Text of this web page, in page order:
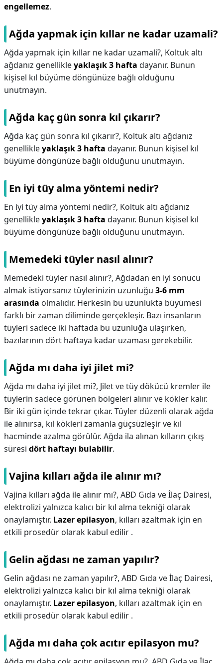
engellemez.
Ağda yapmak için kıllar ne kadar uzamali?
Ağda yapmak için kıllar ne kadar uzamali?, Koltuk altı
ağdanız genellikleyaklaşık 3 hafta dayanır. Bunun
kişisel kıl büyüme döngünüze bağlı olduğunu
unutmayın.
Ağda kaç gün sonra kıl çıkarır?
Ağda kaç gün sonra kıl çıkarır?, Koltuk altı ağdanız
genellikleyaklaşık 3 hafta dayanır. Bunun kişisel kıl
büyüme döngünüze bağlı olduğunu unutmayın.
En iyi tüy alma yöntemi nedir?
En iyi tüy alma yöntemi nedir?, Koltuk altı ağdanız
genellikleyaklaşık 3 hafta dayanır. Bunun kişisel kıl
büyüme döngünüze bağlı olduğunu unutmayın.
Memedeki tüyler nasıl alınır?
Memedeki tüyler nasıl alınır?, Ağdadan en iyi sonucu
almak istiyorsanız tüylerinizin uzunluğu 3-6 mm
arasında olmalıdır. Herkesin bu uzunlukta büyümesi
farklı bir zaman diliminde gerçekleşir. Bazı insanların
tüyleri sadece iki haftada bu uzunluğa ulaşırken,
bazılarının dört haftaya kadar uzaması gerekebilir.
Ağda mı daha iyi jilet mi?
Ağda mı daha iyi jilet mi?, Jilet ve tüy dökücü kremler ile
tüylerin sadece görünen bölgeleri alınır ve kökler kalır.
Bir iki gün içinde tekrar çıkar. Tüyler düzenli olarak ağda
ile alınırsa, kıl kökleri zamanla güçsüzleşir ve kıl
hacminde azalma görülür. Ağda ila alınan kılların çıkış
süresi dört haftayı bulabilir.
Vajina kılları ağda ile alınır mı?
Vajina kılları ağda ile alınır mı?, ABD Gıda ve İlaç Dairesi,
elektrolizi yalnızca kalıcı bir kıl alma tekniği olarak
onaylamıştır. Lazer epilasyon, kılları azaltmak için en
etkili prosedür olarak kabul edilir .
Gelin ağdası ne zaman yapılır?
Gelin ağdası ne zaman yapılır?, ABD Gıda ve İlaç Dairesi,
elektrolizi yalnızca kalıcı bir kıl alma tekniği olarak
onaylamıştır. Lazer epilasyon, kılları azaltmak için en
etkili prosedür olarak kabul edilir .
Ağda mı daha çok acıtır epilasyon mu?